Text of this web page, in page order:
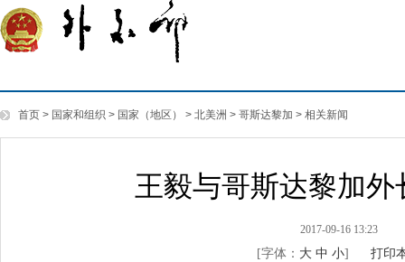
首页 > 国家和组织 > 国家（地区） > 北美洲 > 哥斯达黎加 > 相关新闻
王毅与哥斯达黎加
2017-09-16 13:23
[字体： 大 中 小] 打印